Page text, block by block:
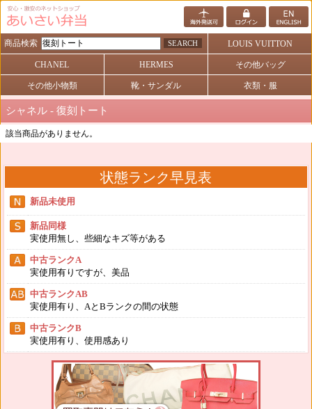
商品検索 SEARCH LOUIS VUITTON
CHANEL HERMES その他バッグ
その他小物類 靴・サンダル 衣類・服
シャネル - 復刻トート
該当商品がありません。
状態ランク早見表
新品未使用
新品同様
実使用無し、些細なキズ等がある
中古ランクA
実使用有りですが、美品
中古ランクAB
実使用有り、AとBランクの間の状態
中古ランクB
実使用有り、使用感あり